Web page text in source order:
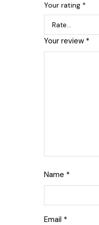
Your rating *
Your review *
Name *
Email *